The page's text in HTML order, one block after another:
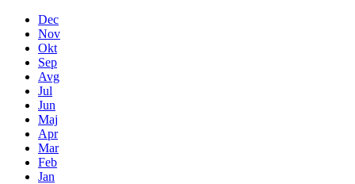
Dec
Nov
Okt
Sep
Avg
Jul
Jun
Maj
Apr
Mar
Feb
Jan